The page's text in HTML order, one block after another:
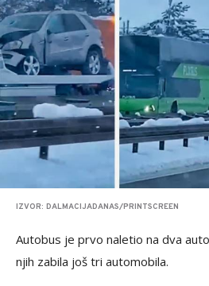
IZVOR: DALMACIJADANAS/PRINTSCREEN
Autobus je prvo naletio na dva
njih zabila još tri automobila.